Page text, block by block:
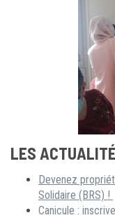
LES
Devenez
Solidaire (BRS) !
Canicule :